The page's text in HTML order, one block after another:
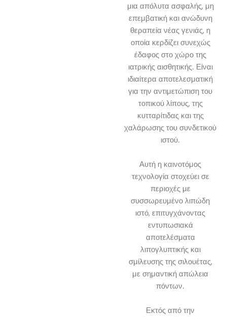
μια απόλυτα ασφαλής, μη
επεμβατική και ανώδυνη
θεραπεία νέας γενιάς, η
οποία κερδίζει συνεχώς
έδαφος στο χώρο της
ιατρικής αισθητικής. Είναι
ιδιαίτερα αποτελεσματική
για την αντιμετώπιση του
τοπικού λίπους, της
κυτταρίτιδας και της
χαλάρωσης του συνδετικού
ιστού.
Αυτή η καινοτόμος
τεχνολογία στοχεύει σε
περιοχές με
συσσωρευμένο λιπώδη
ιστό, επιτυγχάνοντας
εντυπωσιακά
αποτελέσματα
λιπογλυπτικής και
σμίλευσης της σιλουέτας,
με σημαντική απώλεια
πόντων.
Εκτός από την